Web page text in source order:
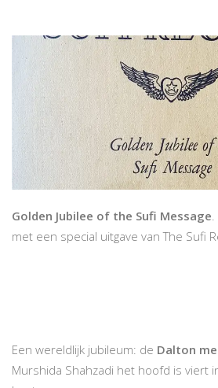
Golden Jubilee of the Sufi Message
met een special uitgave van The Sufi
Een wereldlijk jubileum: de Dalton
Murshida Shahzadi het hoofd is viert